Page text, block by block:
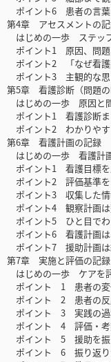
ポイント6 患者の言葉
第4章 アセスメントの
はじめの一歩 ステッ
ポイント1 原因、問題
ポイント2 「なぜ看護
ポイント3 主観的な思
第5章 看護診断（問題
はじめの一歩 原因と
ポイント1 看護診断ま
ポイント2 わかりやす
第6章 看護計画の記録
はじめの一歩 看護計
ポイント1 看護目標を
ポイント2 評価基準を
ポイント3 収集した情
ポイント4 観察計画は
ポイント5 ひと目でわ
ポイント6 看護計画は
ポイント7 援助計画は
第7章 実施と評価の記録
はじめの一歩 ケアを
ポイント 1 患者の変
ポイント 2 患者の反
ポイント 3 実践の過
ポイント 4 評価・考
ポイント 5 援助を振
ポイント 6 振り返り